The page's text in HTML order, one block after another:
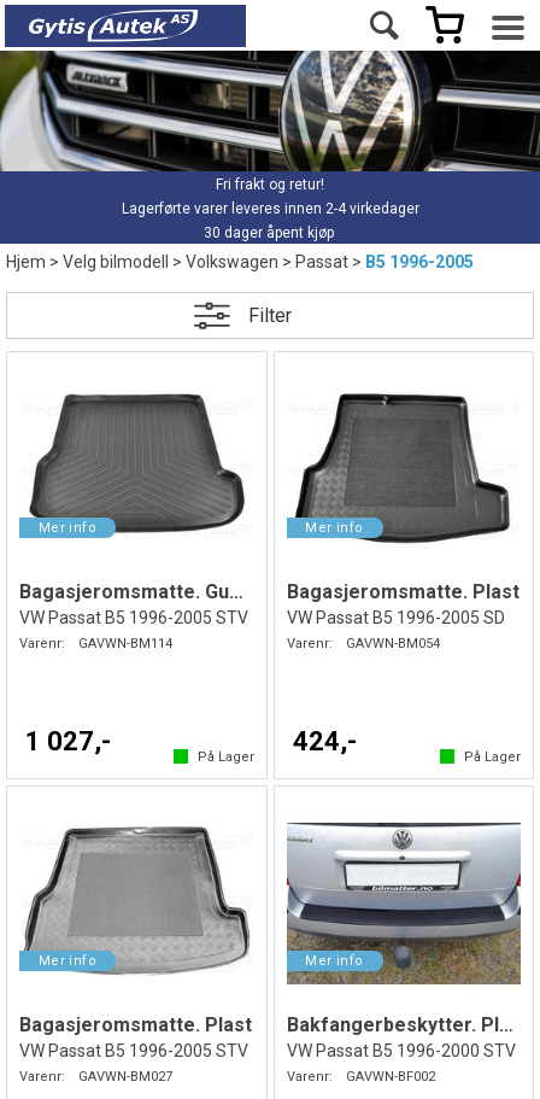
Fri frakt og retur!
Lagerførte varer leveres innen 2-4 virkedager
30 dager åpent kjøp
Hjem>Velg bilmodell >Volkswagen>Passat> B5 1996-2005
Filter
Bagasjeromsmatte. Gummi
VW Passat B5 1996-2005 STV
Varenr: GAVWN-BM114
1 027,-
På Lager
Bagasjeromsmatte. Plast
VW Passat B5 1996-2005 SD
Varenr: GAVWN-BM054
424,-
På Lager
Bagasjeromsmatte. Plast
VW Passat B5 1996-2005 STV
Varenr: GAVWN-BM027
Bakfangerbeskytter. Plast
VW Passat B5 1996-2000 STV
Varenr: GAVWN-BF002